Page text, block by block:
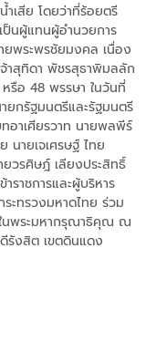
เสีย โดยว่าที่ร้อยตรี
นผู้แทนผู้อำนวยการ
ยพระพรชัยมงคล เนื่อง
จ้าสุทิดา พัชรสุธาพิมลลัก
รือ 48 พรรษา ในวันที่
กรัฐมนตรีและรัฐมนตรี
ทอาเศียรวาท นายพลพีร์
นายเจเศรษฐ์ ไทย
ยวรศิษฎ์ เลียงประสิทธิ์
ราชการและผู้บริหาร
ะทรวงมหาดไทย ร่วม
นพระมหากรุณาธิคุณ ณ
รังสิต เขตดินแดง